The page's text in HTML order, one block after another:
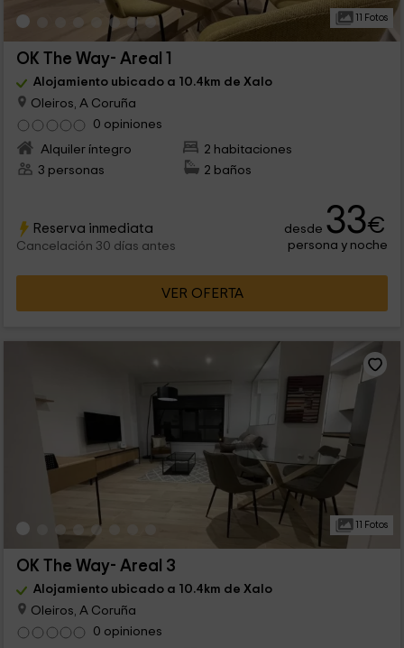
11 Fotos
OK The Way- Areal 1
Alojamiento ubicado a 10.4km de Xalo
Oleiros, A Coruña
0 opiniones
Alquiler íntegro
2 habitaciones
3 personas
2 baños
Reserva inmediata
Cancelación 30 días antes
desde 33€
persona y noche
VER OFERTA
11 Fotos
OK The Way- Areal 3
Alojamiento ubicado a 10.4km de Xalo
Oleiros, A Coruña
0 opiniones